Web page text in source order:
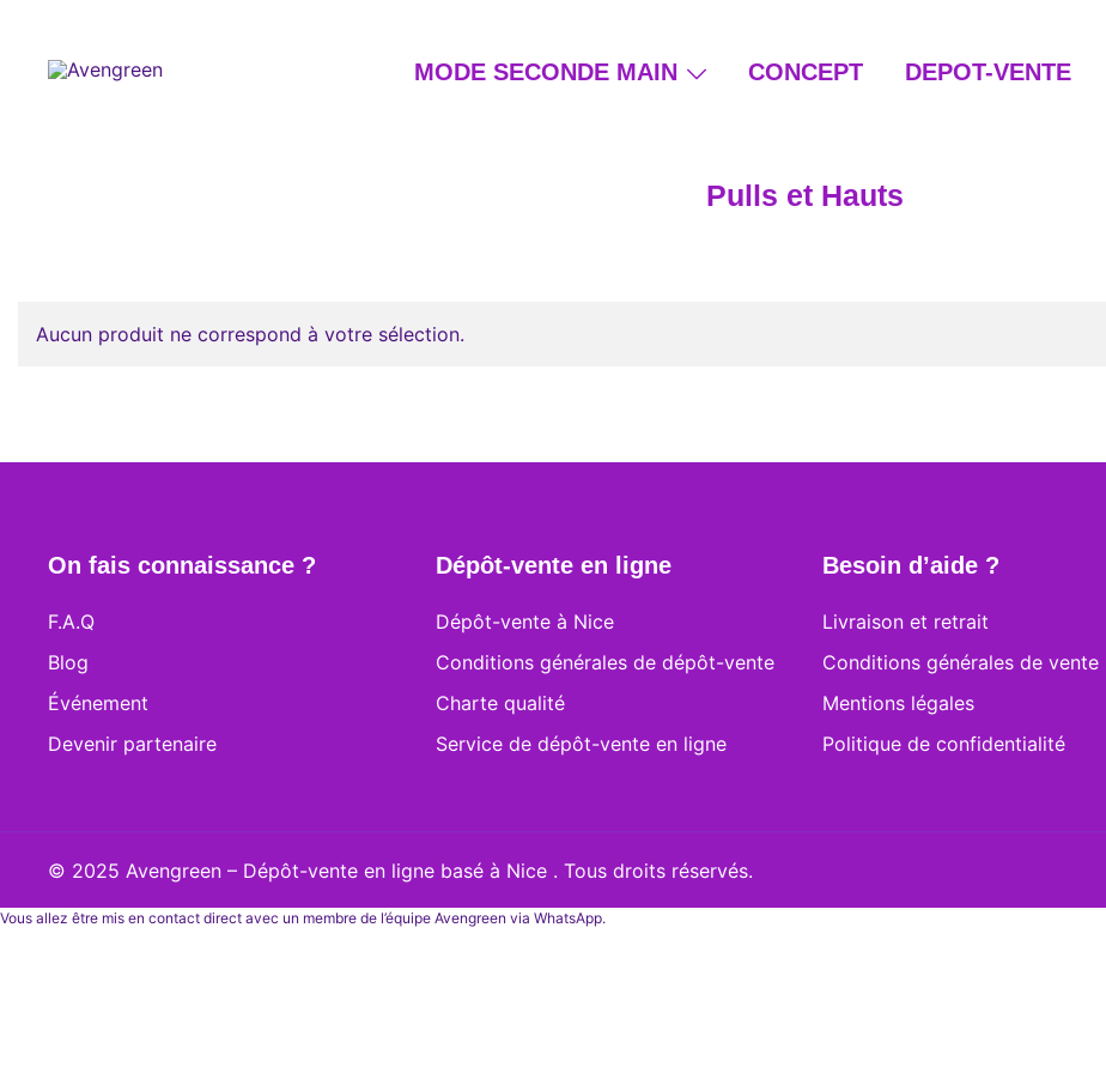
content
MODE SECONDE MAIN CONCEPT DEPOT-VENTE
Pulls et Hauts
Aucun produit ne correspond à votre sélection.
On fais connaissance ?
F.A.Q
Blog
Événement
Devenir partenaire
Dépôt-vente en ligne
Dépôt-vente à Nice
Conditions générales de dépôt-vente
Charte qualité
Service de dépôt-vente en ligne
Besoin d’aide ?
Livraison et retrait
Conditions générales de vente
Mentions légales
Politique de confidentialité
© 2025 Avengreen – Dépôt-vente en ligne basé à Nice . Tous droits réservés.
Vous allez être mis en contact direct avec un membre de l’équipe Avengreen via WhatsApp.